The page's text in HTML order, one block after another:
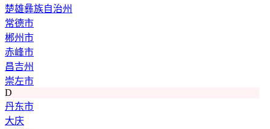
楚雄彝族自治州
常德市
郴州市
赤峰市
昌吉州
崇左市
D
丹东市
大庆